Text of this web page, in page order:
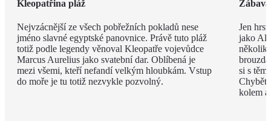
Kleopatřina pláž
Nejvzácnější ze všech pobřežních pokladů nese
jméno slavné egyptské panovnice. Právě tuto pláž
totiž podle legendy věnoval Kleopatře vojevůdce
Marcus Aurelius jako svatební dar. Oblíbená je
mezi všemi, kteří nefandí velkým hloubkám. Vstup
do moře je tu totiž nezvykle pozvolný.
Jen
jako
si s
Chybět
kolem